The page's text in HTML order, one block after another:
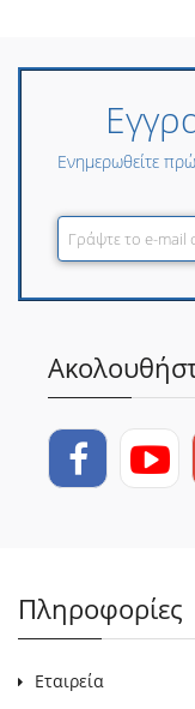
Ενημερωθείτε
Πληροφορίες
Εταιρεία